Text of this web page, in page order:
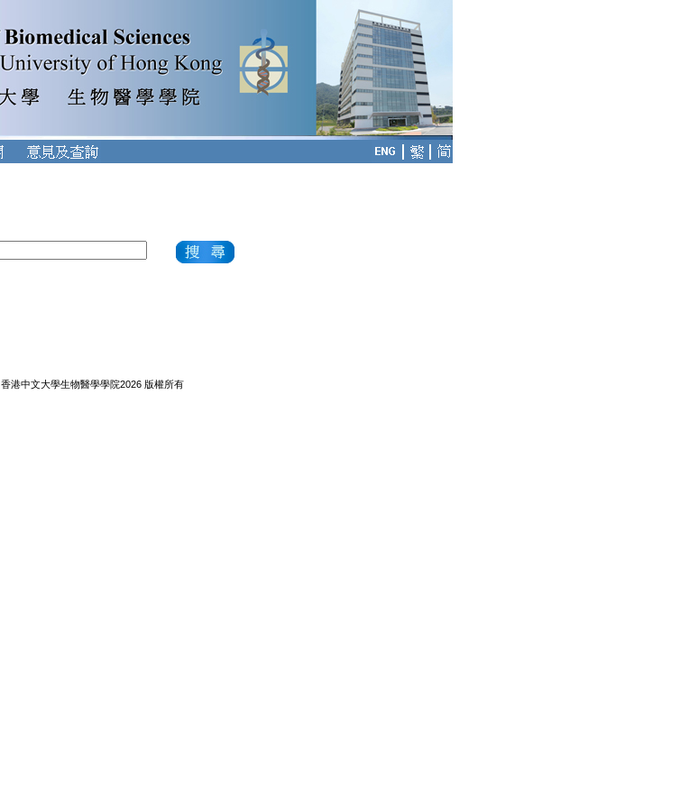
香港中文大學生物醫學學院2026 版權所有